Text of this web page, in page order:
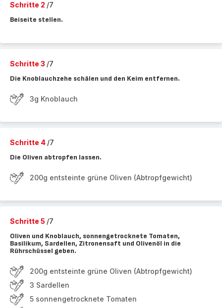
Schritte 2 /7
Beiseite stellen.
Schritte 3 /7
Die Knoblauchzehe schälen und den Keim entfernen.
3g Knoblauch
Schritte 4 /7
Die Oliven abtropfen lassen.
200g entsteinte grüne Oliven (Abtropfgewicht)
Schritte 5 /7
Oliven und Knoblauch, sonnengetrocknete Tomaten,
Basilikum, Sardellen, Zitronensaft und Olivenöl in die
Rührschüssel geben.
200g entsteinte grüne Oliven (Abtropfgewicht)
3 Sardellen
5 sonnengetrocknete Tomaten